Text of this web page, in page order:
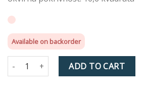
Available on backorder
Tapeta 0262024 Gianfranco Ferre quantity
ADD TO CART